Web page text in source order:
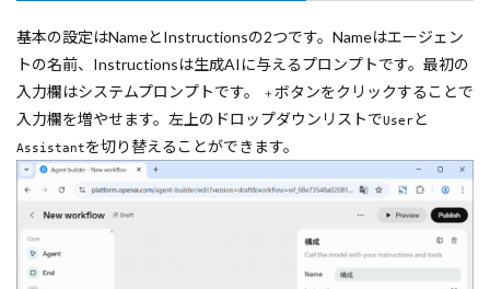
基本の設定はNameとInstructionsの2つです。Nameはエージェン
トの名前、Instructionsは生成AIに与えるプロンプトです。最初の
入力欄はシステムプロンプトです。
＋ボタンをクリックすることで
入力欄を増やせます。左上のドロップダウンリストでUserと
Assistantを切り替えることができます。